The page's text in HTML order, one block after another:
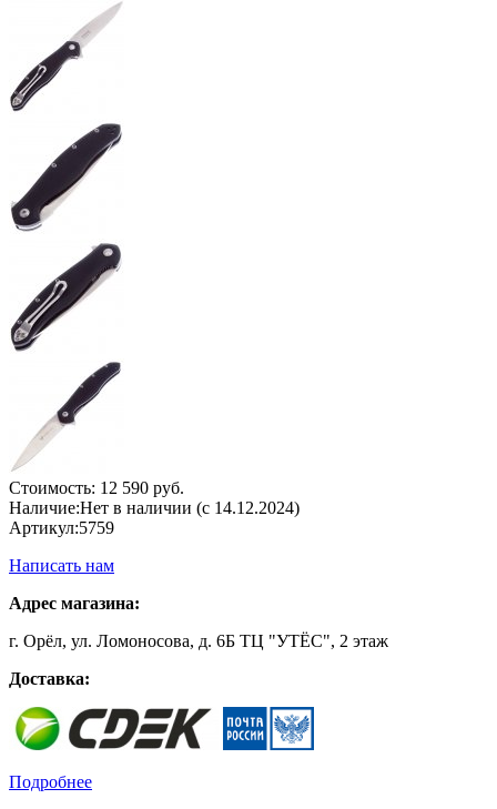
Стоимость: 12 590 руб.
Наличие:Нет в наличии (с 14.12.2024)
Артикул:5759
Написать нам
Адрес магазина:
г. Орёл, ул. Ломоносова, д. 6Б ТЦ "УТЁС", 2 этаж
Доставка:
Подробнее